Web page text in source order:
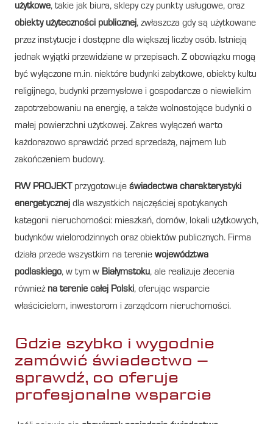
użytkowe, takie jak biura, sklepy czy punkty usługowe, oraz
obiekty użyteczności publicznej, zwłaszcza gdy są użytkowane
przez instytucje i dostępne dla większej liczby osób. Istnieją
jednak wyjątki przewidziane w przepisach. Z obowiązku mogą
być wyłączone m.in. niektóre budynki zabytkowe, obiekty kultu
religijnego, budynki przemysłowe i gospodarcze o niewielkim
zapotrzebowaniu na energię, a także wolnostojące budynki o
małej powierzchni użytkowej. Zakres wyłączeń warto
każdorazowo sprawdzić przed sprzedażą, najmem lub
zakończeniem budowy.
RW PROJEKT przygotowuje świadectwa charakterystyki
energetycznej dla wszystkich najczęściej spotykanych
kategorii nieruchomości: mieszkań, domów, lokali użytkowych,
budynków wielorodzinnych oraz obiektów publicznych. Firma
działa przede wszystkim na terenie województwa
podlaskiego, w tym w Białymstoku, ale realizuje zlecenia
również na terenie całej Polski, oferując wsparcie
właścicielom, inwestorom i zarządcom nieruchomości.
Gdzie szybko i wygodnie
zamówić świadectwo –
sprawdź, co oferuje
profesjonalne wsparcie